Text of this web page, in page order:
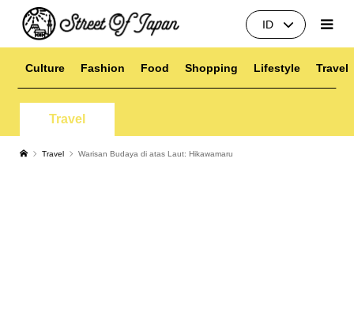
ID
Culture Fashion Food Shopping Lifestyle Travel
Travel
Travel Warisan Budaya di atas Laut: Hikawamaru